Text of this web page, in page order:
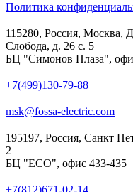
Политика
115280, Россия, Москва,
Слобода, д. 26 с. 5
БЦ "Симонов Плаза",
+7(499)130-79-88
msk@fossa-electric.com
195197, Россия, Санкт
2
БЦ "ECO", офис 433-435